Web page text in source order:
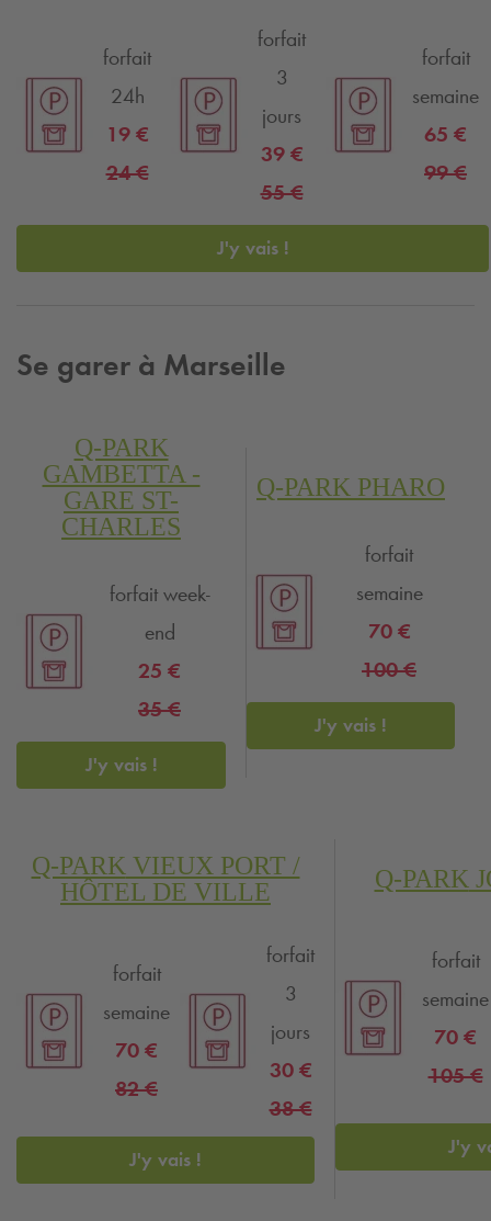
forfait
24h
19 €
24 €
forfait
3
jours
39 €
55 €
forfait
semaine
65 €
99 €
J'y vais !
Se garer à Marseille
Q-PARK
GAMBETTA -
GARE ST-
CHARLES
forfait week-
end
25 €
35 €
J'y vais !
Q-PARK PHARO
forfait
semaine
70 €
100 €
J'y vais !
Q-PARK VIEUX PORT /
HÔTEL DE VILLE
forfait
semaine
70 €
82 €
forfait
3
jours
30 €
38 €
J'y vais !
Q-PARK
forfait
semaine
70 €
105 €
J'y